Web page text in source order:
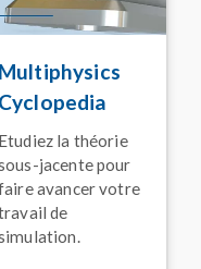
pour
électriques
2025
DE PRESSE
de la sortie:
Multiphysics
Multiphysics
Cyclopedia
Etudiez la théorie
jacente pour
avancer votre
de